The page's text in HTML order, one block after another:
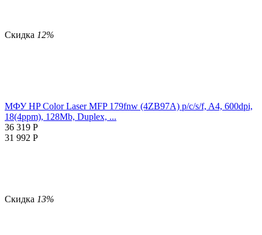
Скидка 12%
МФУ HP Color Laser MFP 179fnw (4ZB97A) p/c/s/f, A4, 600dpi,
18(4ppm), 128Mb, Duplex, ...
36 319 Р
31 992 Р
Скидка 13%